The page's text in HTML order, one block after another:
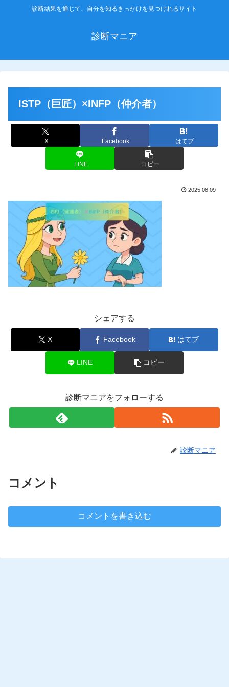
診断結果を通じて、自分を知るきっかけを見つけれるサイト
診断マニア
ISTP（巨匠）×INFP（仲介者）
X Facebook はてブ
LINE コピー
2025.08.09
シェアする
X Facebook はてブ
LINE コピー
診断マニアをフォローする
診断マニア
コメント
コメントを書き込む